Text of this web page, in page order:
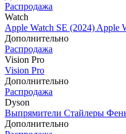
Распродажа
Watch
Apple Watch SE (2024) Apple
Дополнительно
Распродажа
Vision Pro
Vision Pro
Дополнительно
Распродажа
Dyson
Выпрямители Стайлеры
Дополнительно